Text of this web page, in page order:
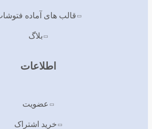
قالب های آماده فتوشاپ
بلاگ
اطلاعات
عضویت
خرید اشتراک